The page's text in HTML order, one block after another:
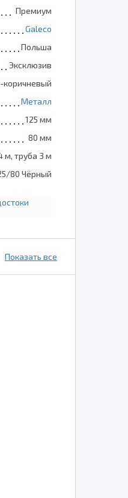
Премиум
Galeco
Польша
Эксклюзив
коричневый
Металл
125 мм
80 мм
м, труба 3 м
80 Чёрный
Показать все